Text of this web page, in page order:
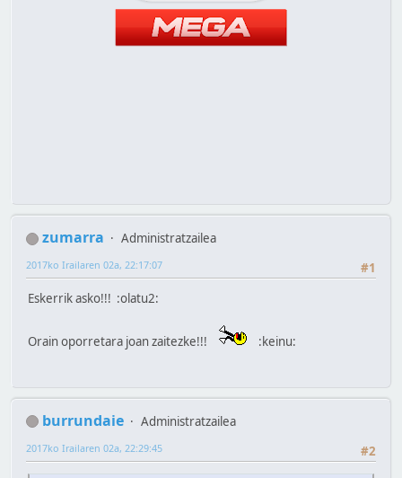
zumarra
Administratzailea
#1
2017ko Irailaren 02a, 22:17:07
Eskerrik asko!!! :olatu2:
Orain oporretara joan zaitezke!!! :keinu:
burrundaie
Administratzailea
#2
2017ko Irailaren 02a, 22:29:45